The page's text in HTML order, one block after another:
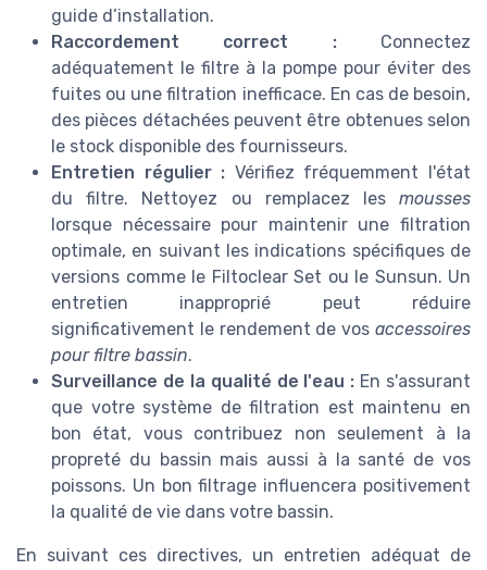
guide d’installation.
Raccordement correct :Connectez
adéquatement le filtre à la pompe pour éviter des
fuites ou une filtration inefficace. En cas de besoin,
des pièces détachées peuvent être obtenues selon
le stock disponible des fournisseurs.
Entretien régulier : Vérifiez fréquemment l'état
du filtre. Nettoyez ou remplacez les mousses
lorsque nécessaire pour maintenir une filtration
optimale, en suivant les indications spécifiques de
versions comme le Filtoclear Set ou le Sunsun. Un
entretien inapproprié peut réduire
significativement le rendement de vos accessoires
pour filtre bassin.
Surveillance de la qualité de l'eau : En s'assurant
que votre système de filtration est maintenu en
bon état, vous contribuez non seulement à la
propreté du bassin mais aussi à la santé de vos
poissons. Un bon filtrage influencera positivement
la qualité de vie dans votre bassin.
En suivant ces directives, un entretien adéquat de